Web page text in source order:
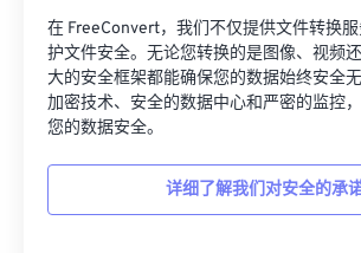
在 FreeConvert，我们不仅提供文件转换
护文件安全。无论您转换的是图像、视频
大的安全框架都能确保您的数据始终安全
加密技术、安全的数据中心和严密的监控
您的数据安全。
详细了解我们对安全的承